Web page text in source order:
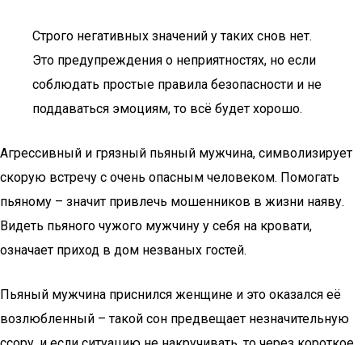
Строго негативных значений у таких снов нет.
Это предупреждения о неприятностях, но если
соблюдать простые правила безопасности и не
поддаваться эмоциям, то всё будет хорошо.
Агрессивный и грязный пьяный мужчина, символизирует
скорую встречу с очень опасным человеком. Помогать
пьяному – значит привлечь мошенников в жизни наяву.
Видеть пьяного чужого мужчину у себя на кровати,
означает приход в дом незваных гостей.
Пьяный мужчина приснился женщине и это оказался её
возлюбленный – такой сон предвещает незначительную